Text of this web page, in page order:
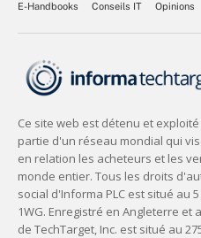
E-Handbooks Conseils IT Opinions